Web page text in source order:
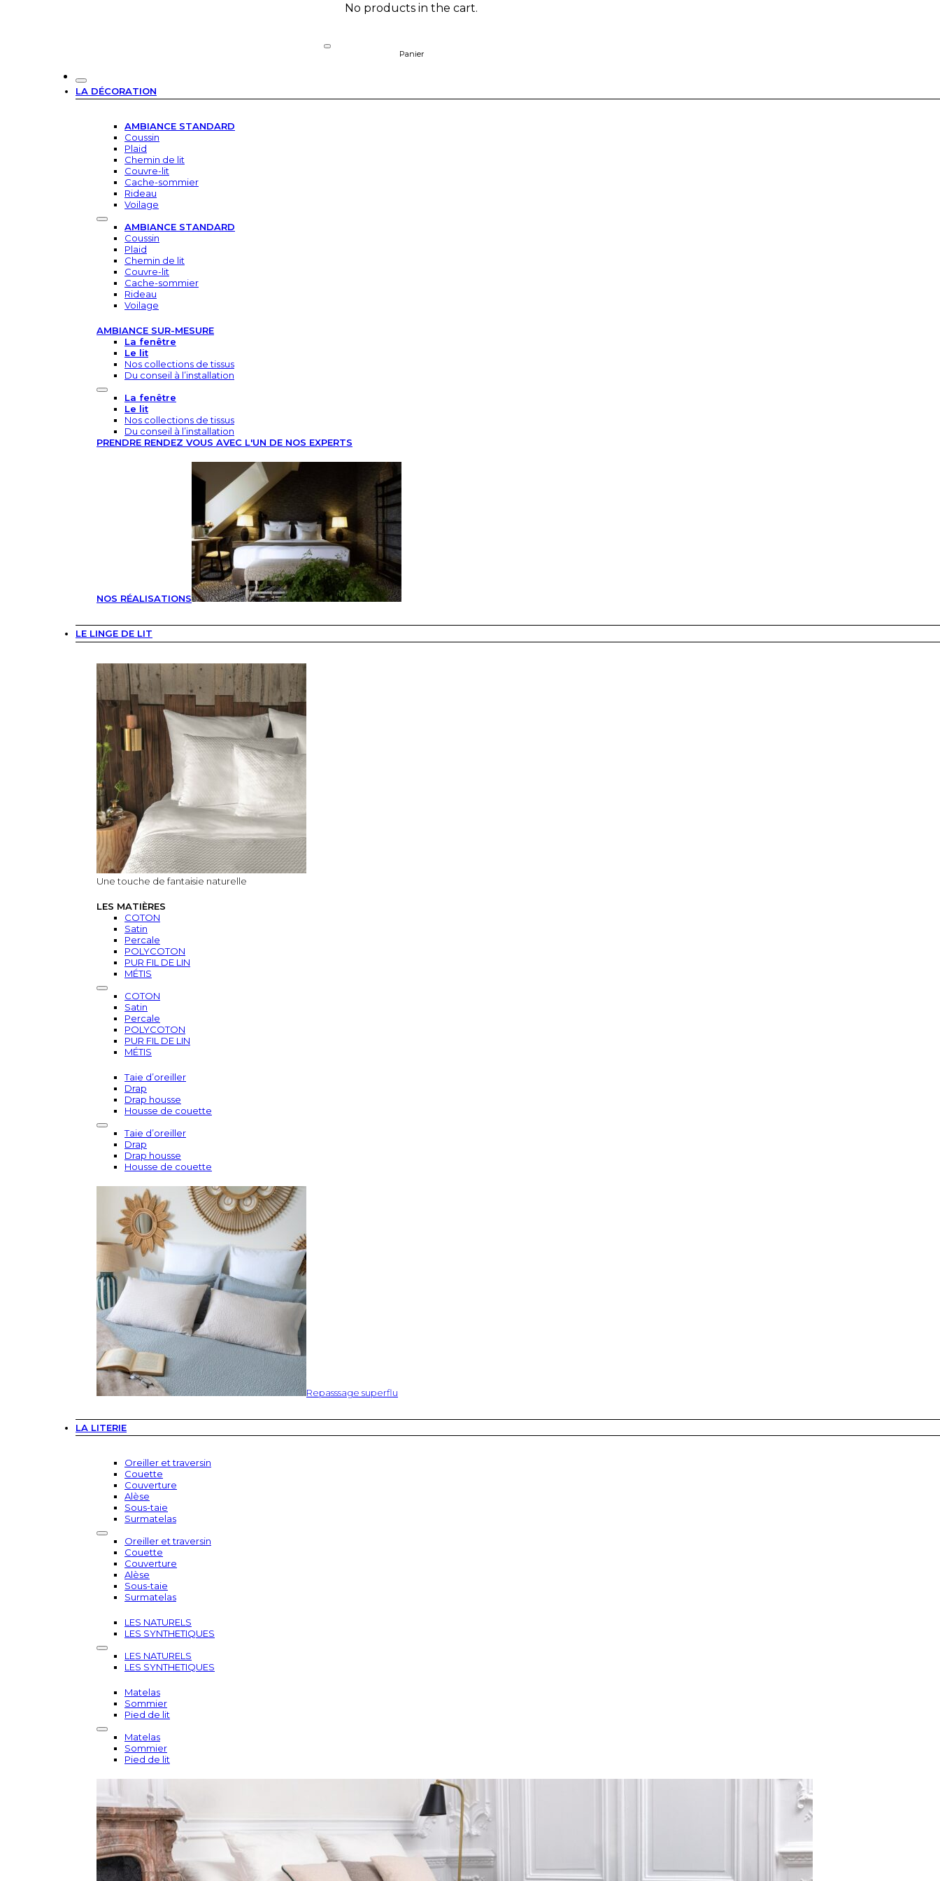
No products in the cart.
Panier
LA DÉCORATION
AMBIANCE STANDARD
Coussin
Plaid
Chemin de lit
Couvre-lit
Cache-sommier
Rideau
Voilage
AMBIANCE STANDARD
Coussin
Plaid
Chemin de lit
Couvre-lit
Cache-sommier
Rideau
Voilage
AMBIANCE SUR-MESURE
La fenêtre
Le lit
Nos collections de tissus
Du conseil à l’installation
La fenêtre
Le lit
Nos collections de tissus
Du conseil à l’installation
PRENDRE RENDEZ VOUS AVEC L'UN DE NOS EXPERTS
NOS RÉALISATIONS
LE LINGE DE LIT
Une touche de fantaisie naturelle
LES MATIÈRES
COTON
Satin
Percale
POLYCOTON
PUR FIL DE LIN
MÉTIS
COTON
Satin
Percale
POLYCOTON
PUR FIL DE LIN
MÉTIS
Taie d’oreiller
Drap
Drap housse
Housse de couette
Taie d’oreiller
Drap
Drap housse
Housse de couette
Repasssage superflu
LA LITERIE
Oreiller et traversin
Couette
Couverture
Alèse
Sous-taie
Surmatelas
Oreiller et traversin
Couette
Couverture
Alèse
Sous-taie
Surmatelas
LES NATURELS
LES SYNTHETIQUES
LES NATURELS
LES SYNTHETIQUES
Matelas
Sommier
Pied de lit
Matelas
Sommier
Pied de lit